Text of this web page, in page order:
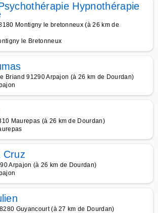
Hypnothérapie
Montigny le bretonneux (à 26 km de
le Bretonneux
Briand 91290 Arpajon (à 26 km de Dourdan)
Maurepas (à 26 km de Dourdan)
Cruz
Arpajon (à 26 km de Dourdan)
Guyancourt (à 27 km de Dourdan)